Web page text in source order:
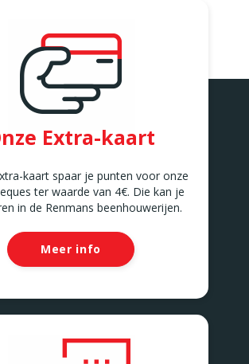
Extra-kaart
kaart spaar je punten voor onze
ter waarde van 4€. Die kan je
in de Renmans beenhouwerijen.
Meer info